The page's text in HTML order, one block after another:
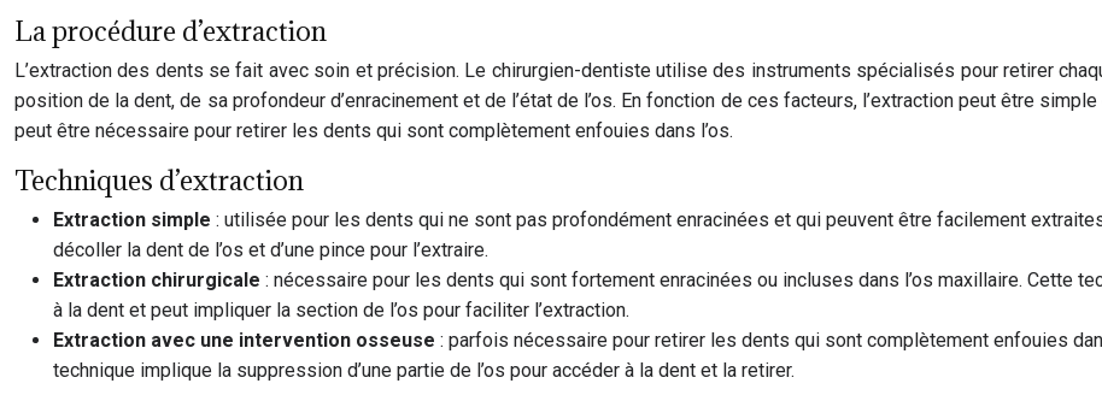
La procédure d’extraction
L’extraction des dents se fait avec soin et précision. Le chirurgien-dentiste utilise des instruments spécialisés pour retirer
position de la dent, de sa profondeur d’enracinement et de l’état de l’os. En fonction de ces facteurs, l’extraction peut être
peut être nécessaire pour retirer les dents qui sont complètement enfouies dans l’os.
Techniques d’extraction
Extraction simple : utilisée pour les dents qui ne sont pas profondément enracinées et qui peuvent être facilement
décoller la dent de l’os et d’une pince pour l’extraire.
Extraction chirurgicale : nécessaire pour les dents qui sont fortement enracinées ou incluses dans l’os maxillaire. Cette
à la dent et peut impliquer la section de l’os pour faciliter l’extraction.
Extraction avec une intervention osseuse : parfois nécessaire pour retirer les dents qui sont complètement enfouies
technique implique la suppression d’une partie de l’os pour accéder à la dent et la retirer.